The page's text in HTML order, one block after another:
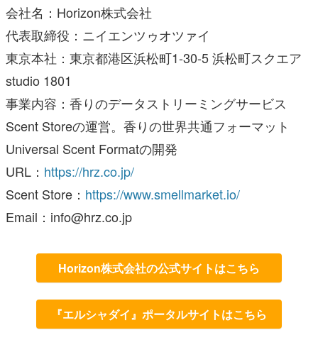
会社名：Horizon株式会社
代表取締役：ニイエンツゥオツァイ
東京本社：東京都港区浜松町1-30-5 浜松町スクエア
studio 1801
事業内容：香りのデータストリーミングサービス
Scent Storeの運営。香りの世界共通フォーマット
Universal Scent Formatの開発
URL： https://hrz.co.jp/
Scent Store： https://www.smellmarket.io/
Email：info@hrz.co.jp
Horizon株式会社の公式サイトはこちら
『エルシャダイ』ポータルサイトはこちら